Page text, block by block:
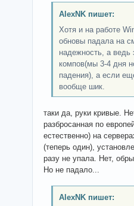
AlexNK пишет:
Хотя и на работе
обновы падала на
надежность, а
компов(мы 3-4 дня
падения), а если
вообще шик.
таки да, руки кривые.
разбросанная по
естественно) на
(теперь один),
разу не упала. Нет,
Но не падало...
AlexNK пишет: